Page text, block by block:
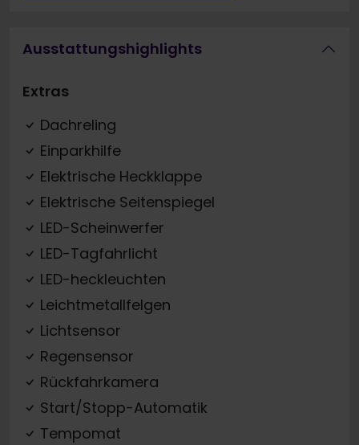
Ausstattungshighlights
Extras
Dachreling
Einparkhilfe
Elektrische Heckklappe
Elektrische Seitenspiegel
LED-Scheinwerfer
LED-Tagfahrlicht
LED-heckleuchten
Leichtmetallfelgen
Lichtsensor
Regensensor
Rückfahrkamera
Start/Stopp-Automatik
Tempomat